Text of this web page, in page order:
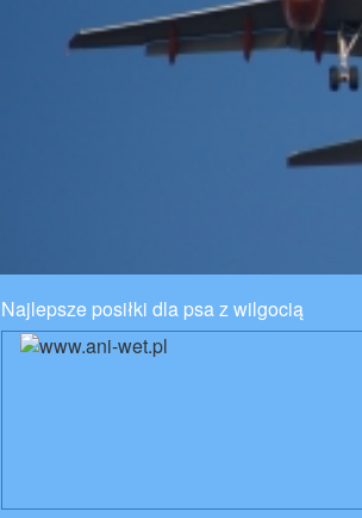
Najlepsze posiłki dla psa z wilgocią